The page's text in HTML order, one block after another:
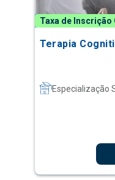
Taxa de Inscrição
Terapia
Especialização